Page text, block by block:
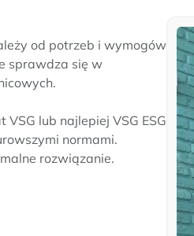
od potrzeb i wymogów
sprawdza się w
lub najlepiej VSG ESG
normami.
rozwiązanie.